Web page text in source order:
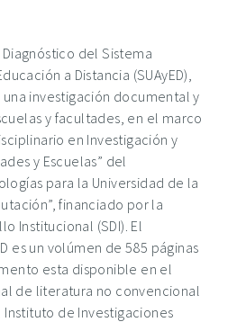
del Sistema
a Distancia (SUAyED),
investigación documental y
y facultades, en el marco
en Investigación y
y Escuelas” del
para la Universidad de la
financiado por la
Institucional (SDI). El
es un volúmen de 585 páginas
esta disponible en el
de literatura no convencional
de Investigaciones